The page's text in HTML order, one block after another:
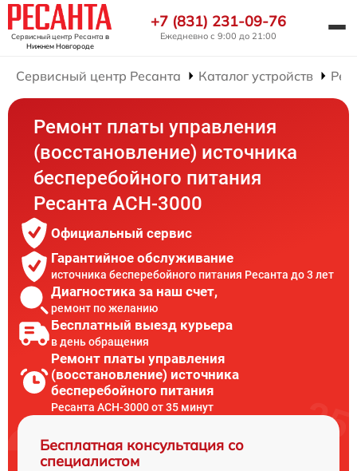
Сервисный центр Ресанта в
Нижнем Новгороде
+7 (831) 231-09-76
Ежедневно с 9:00 до 21:00
Сервисный центр Ресанта Каталог устройств
Ремонт платы управления
(восстановление) источника
бесперебойного питания
Ресанта АСН-3000
Официальный сервис
Гарантийное обслуживание
источника бесперебойного питания Ресанта до 3 лет
Диагностика за наш счет,
ремонт по желанию
Бесплатный выезд курьера
в день обращения
Ремонт платы управления
(восстановление) источника
бесперебойного питания
Ресанта АСН-3000 от 35 минут
Бесплатная консультация со
специалистом